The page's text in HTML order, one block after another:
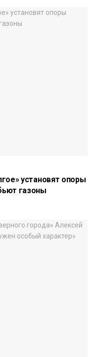
установят опоры
газоны